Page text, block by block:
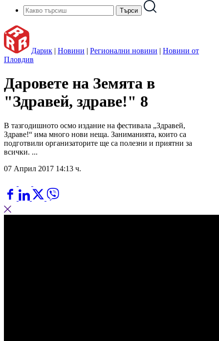
Дарик | Новини | Регионални новини | Новини от
Пловдив
Даровете на Земята в
"Здравей, здраве!" 8
В тазгодишното осмо издание на фестивала „Здравей,
Здраве!“ има много нови неща. Заниманията, които са
подготвили организаторите ще са полезни и приятни за
всички. ...
07 Април 2017 14:13 ч.